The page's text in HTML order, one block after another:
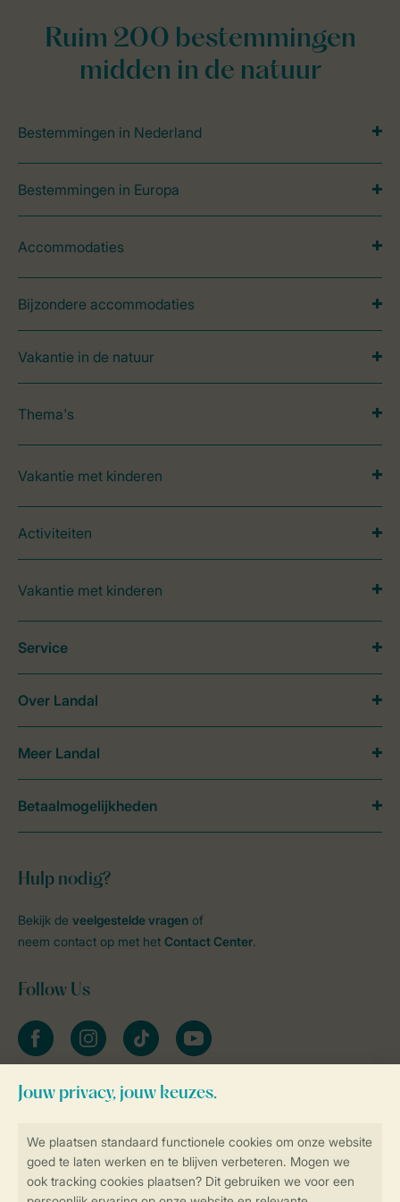
Veilig en snel online boeken
Ruim 200 bestemmingen
midden in de natuur
Bestemmingen in Nederland
Bestemmingen in Europa
Accommodaties
Bijzondere accommodaties
Vakantie in de natuur
Thema's
Vakantie met kinderen
Activiteiten
Vakantie met kinderen
Hulp nodig?
Bekijk de veelgestelde vragen of
neem contact op met het Contact Center.
Follow Us
facebookinstagramtiktok youtube
Blijf op de hoogte
Service
Over Landal
Meer Landal
Betaalmogelijkheden